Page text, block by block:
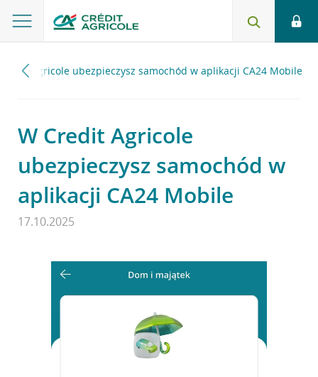
Agricole ubezpieczysz samochód w aplikacji CA24 Mobile
W Credit Agricole
ubezpieczysz samochód w
aplikacji CA24 Mobile
17.10.2025